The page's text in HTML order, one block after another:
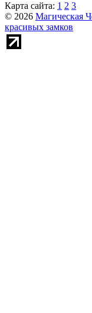
Карта сайта: 1 2 3
© 2026 Магическая
красивых замков